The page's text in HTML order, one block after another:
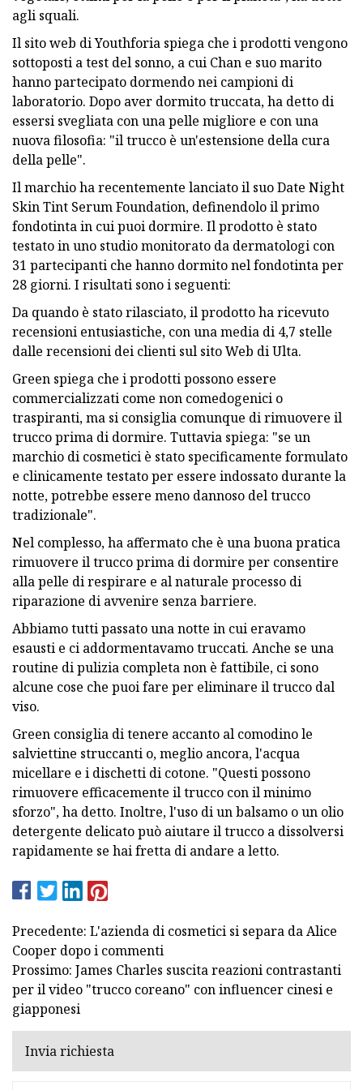
agli squali.
Il sito web di Youthforia spiega che i prodotti vengono
sottoposti a test del sonno, a cui Chan e suo marito
hanno partecipato dormendo nei campioni di
laboratorio. Dopo aver dormito truccata, ha detto di
essersi svegliata con una pelle migliore e con una
nuova filosofia: "il trucco è un'estensione della cura
della pelle".
Il marchio ha recentemente lanciato il suo Date Night
Skin Tint Serum Foundation, definendolo il primo
fondotinta in cui puoi dormire. Il prodotto è stato
testato in uno studio monitorato da dermatologi con
31 partecipanti che hanno dormito nel fondotinta per
28 giorni. I risultati sono i seguenti:
Da quando è stato rilasciato, il prodotto ha ricevuto
recensioni entusiastiche, con una media di 4,7 stelle
dalle recensioni dei clienti sul sito Web di Ulta.
Green spiega che i prodotti possono essere
commercializzati come non comedogenici o
traspiranti, ma si consiglia comunque di rimuovere il
trucco prima di dormire. Tuttavia spiega: "se un
marchio di cosmetici è stato specificamente formulato
e clinicamente testato per essere indossato durante la
notte, potrebbe essere meno dannoso del trucco
tradizionale".
Nel complesso, ha affermato che è una buona pratica
rimuovere il trucco prima di dormire per consentire
alla pelle di respirare e al naturale processo di
riparazione di avvenire senza barriere.
Abbiamo tutti passato una notte in cui eravamo
esausti e ci addormentavamo truccati. Anche se una
routine di pulizia completa non è fattibile, ci sono
alcune cose che puoi fare per eliminare il trucco dal
viso.
Green consiglia di tenere accanto al comodino le
salviettine struccanti o, meglio ancora, l'acqua
micellare e i dischetti di cotone. "Questi possono
rimuovere efficacemente il trucco con il minimo
sforzo", ha detto. Inoltre, l'uso di un balsamo o un olio
detergente delicato può aiutare il trucco a dissolversi
rapidamente se hai fretta di andare a letto.
Precedente: L'azienda di cosmetici si separa da Alice
Cooper dopo i commenti
Prossimo: James Charles suscita reazioni contrastanti
per il video "trucco coreano" con influencer cinesi e
giapponesi
Invia richiesta